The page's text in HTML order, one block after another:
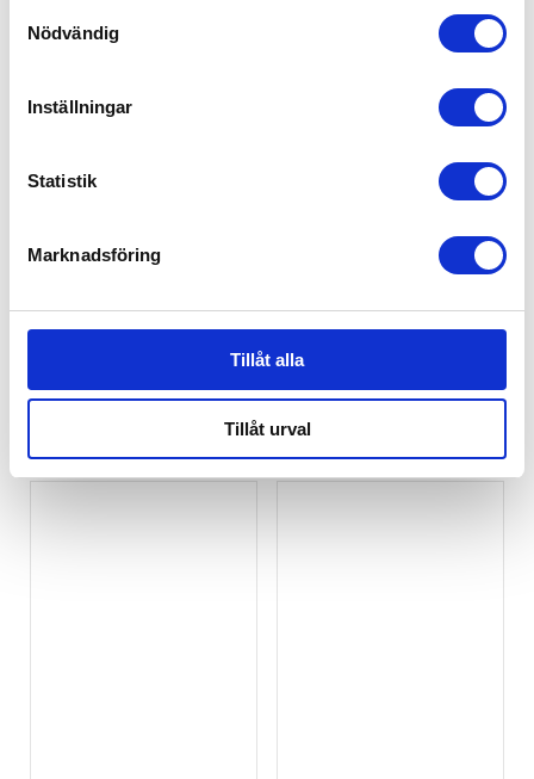
Nödvändig
Inställningar
Statistik
Marknadsföring
Tillåt alla
Tillåt urval
Sand
Recycled Mineral
Green
2,299